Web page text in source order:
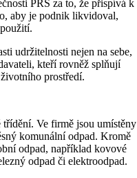
PRS za to, že přispívá k
aby je podnik likvidoval,
udržitelnosti nejen na sebe,
kteří rovněž splňují
prostředí.
třídění. Ve firmě jsou umístěny
komunální odpad. Kromě
odpad, například kovové
odpad či elektroodpad.